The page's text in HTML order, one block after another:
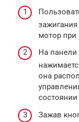
мотор при
На панели
она
состоянии
Зажав